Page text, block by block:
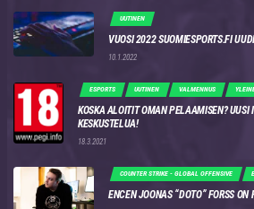
UUTINEN
VUOSI 2022 SUOMIESPORTS.FI
10.1.2022
ESPORTS UUTINEN VALMENNUS
KOSKA ALOITIT OMAN PELAAMISEN? UUSI
KESKUSTELUA!
18.3.2021
COUNTER STRIKE - GLOBAL OFFENSIVE
ENCEN JOONAS “DOTO” FORSS ON